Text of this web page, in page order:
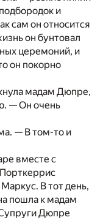
и
сам он относится
он бунтовал
церемоний, и
он покорно
мадам Дюпре,
— Он очень
— В том-то и
вместе с
В тот день,
пошла к мадам
Дюпре